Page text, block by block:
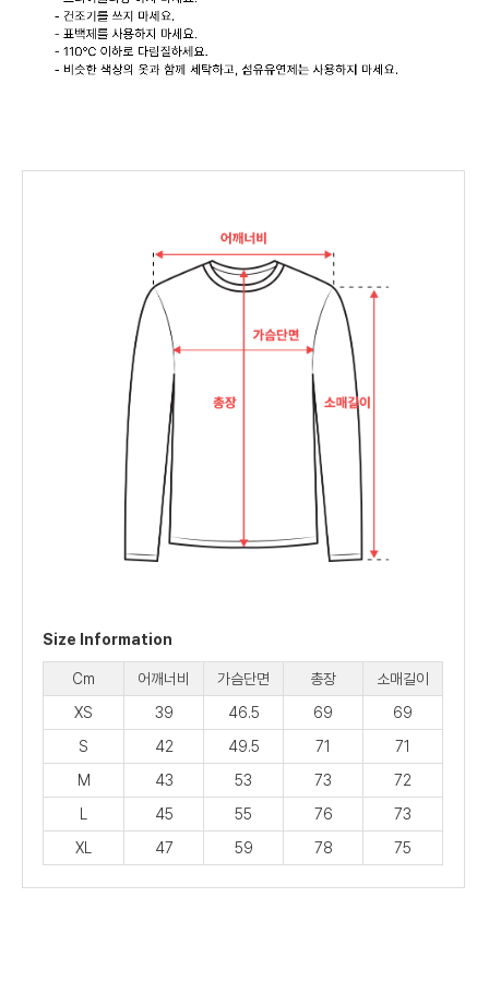
Size Information
Cm 어깨너비 가슴단면 총장
소매길이
XS
39 46.5 69
69
S
42 49.5 71
71
M
43 53 73
72
45 55 76
73
XL
47 59 78 75